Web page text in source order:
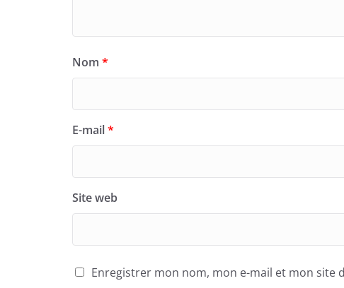
Nom *
E-mail*
Site web
Enregistrer mon nom, mon e-mail et mon